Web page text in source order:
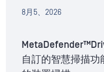
8月5、2026
自訂的智慧掃描